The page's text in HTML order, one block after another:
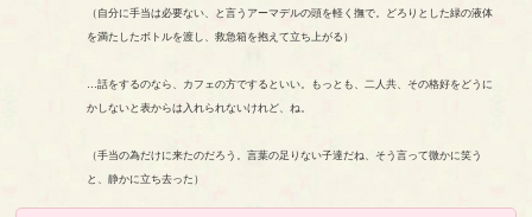
（自分に手当は必要ない、と言うアーマデルの頭を軽く撫で。どろりとした緑の液体
を満たしたボトルを渡し、救急箱を抱えて立ち上がる）
…話をするのなら、カフェの方でするといい。もっとも、二人共、その格好をどうに
かしないと表からは入れられないけれど、ね。
（手当の為だけに来たのだろう。言葉の足りない子達だね、そう言って微かに笑う
と、静かに立ち去った）